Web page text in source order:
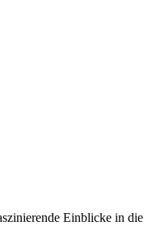
Einblicke in die